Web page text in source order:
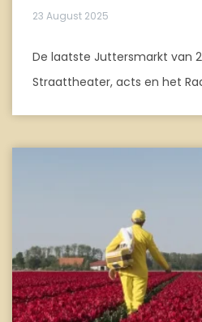
23 August 2025
De laatste Juttersmarkt van
Straattheater, acts en het